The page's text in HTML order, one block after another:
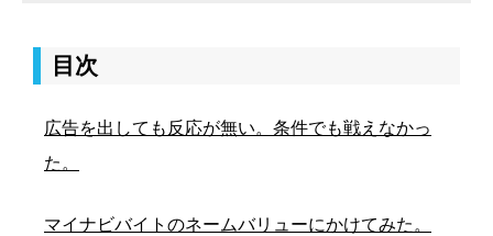
目次
広告を出しても反応が無い。条件でも戦えなかっ
た。
マイナビバイトのネームバリューにかけてみた。